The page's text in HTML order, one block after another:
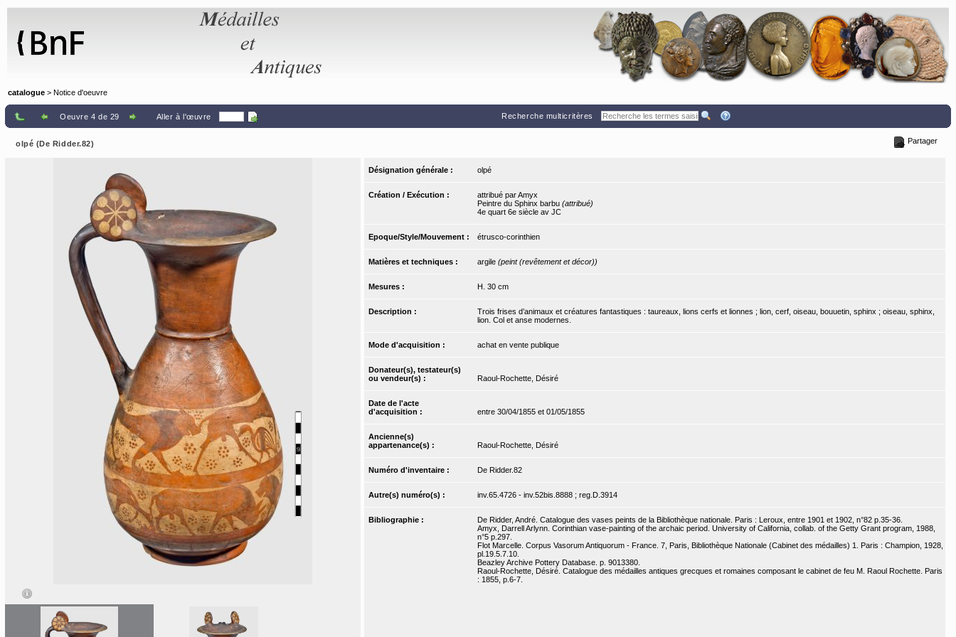
catalogue > Notice d'oeuvre
Oeuvre 4 de 29 Aller à l'œuvre Recherche multicritères
olpé (De Ridder.82) Partager
Désignation générale : olpé
Création / Exécution :
attribué par Amyx
Peintre du Sphinx barbu (attribué)
4e quart 6e siècle av JC
Epoque/Style/Mouvement : étrusco-corinthien
Matières et techniques : argile (peint (revêtement et décor))
Mesures : H. 30 cm
Description :
Trois frises d’animaux et créatures fantastiques : taureaux, lions cerfs et lionnes ; lion, cerf, oiseau, bouuetin, sphinx ; oiseau, sphinx,
lion. Col et anse modernes.
Mode d'acquisition : achat en vente publique
Donateur(s), testateur(s)
ou vendeur(s) :
Raoul-Rochette, Désiré
Date de l'acte
d'acquisition :
entre 30/04/1855 et 01/05/1855
Ancienne(s)
appartenance(s) :
Raoul-Rochette, Désiré
Numéro d'inventaire : De Ridder.82
Autre(s) numéro(s) : inv.65.4726 - inv.52bis.8888 ; reg.D.3914
Bibliographie :
De Ridder, André. Catalogue des vases peints de la Bibliothèque nationale. Paris : Leroux, entre 1901 et 1902, n°82 p.35-36.
Amyx, Darrell Arlynn. Corinthian vase-painting of the archaic period. University of California, collab. of the Getty Grant program, 1988,
n°5 p.297.
Flot Marcelle. Corpus Vasorum Antiquorum - France. 7, Paris, Bibliothèque Nationale (Cabinet des médailles) 1. Paris : Champion, 1928,
pl.19.5.7.10.
Beazley Archive Pottery Database. p. 9013380.
Raoul-Rochette, Désiré. Catalogue des médailles antiques grecques et romaines composant le cabinet de feu M. Raoul Rochette. Paris
: 1855, p.6-7.